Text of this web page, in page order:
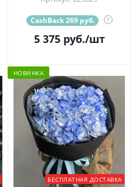
CashBack 269 руб. ?
5 375руб./шт
НОВИНКА
БЕСПЛАТНАЯ ДОСТАВКА